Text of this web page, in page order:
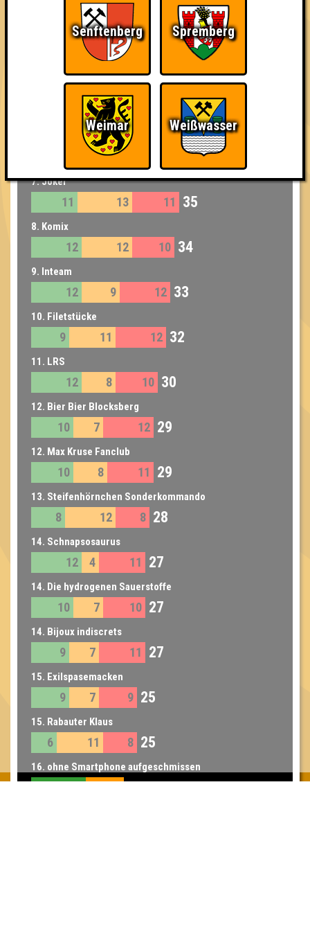
13 12 12 37
5. Hufflepuff
10 36
6. SC Rotum 89
12 36
7. Joker
11 13 11 35
8. Komix
12 12 10 34
9. Inteam
12 9 12 33
10. Filetstücke
9 11 12 32
11. LRS
12 8 10 30
12. Bier Bier Blocksberg
10 7 12 29
12. Max Kruse Fanclub
10 8 11 29
13. Steifenhörnchen Sonderkommando
8 12 8 28
14. Schnapsosaurus
12 4 11 27
14. Die hydrogenen Sauerstoffe
10 7 10 27
14. Bijoux indiscrets
9 7 11 27
15. Exilspasemacken
9 7 9 25
15. Rabauter Klaus
6 11 8 25
16. ohne Smartphone aufgeschmissen
Senftenberg Spremberg
Weimar Weißwasser